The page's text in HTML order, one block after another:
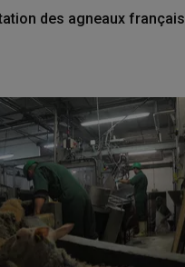
des agneaux français